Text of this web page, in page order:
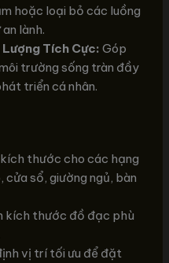
hoặc loại bỏ các luồng
lành.
Tích Cực: Góp
trường sống tràn đầy
triển cá nhân.
thước cho các hạng
cửa sổ, giường ngủ, bàn
kích thước đồ đạc phù
vị trí tối ưu để đặt